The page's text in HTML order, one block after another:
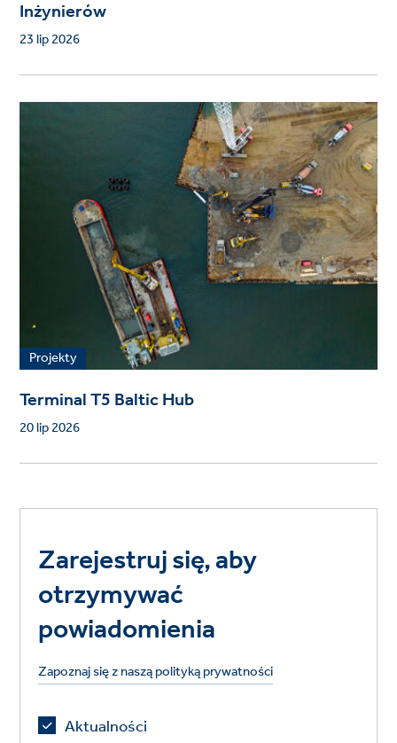
Inżynierów
23 lip 2026
Projekty
Terminal T5 Baltic Hub
20 lip 2026
Zarejestruj się, aby
otrzymywać
powiadomienia
Zapoznaj się z naszą polityką prywatności
Aktualności